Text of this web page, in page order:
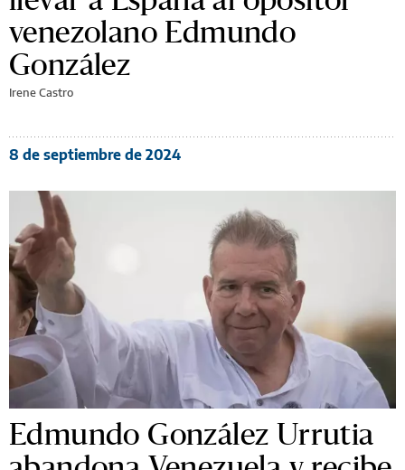
venezolano Edmundo
González
Irene Castro
8 de septiembre de 2024
Edmundo González Urrutia